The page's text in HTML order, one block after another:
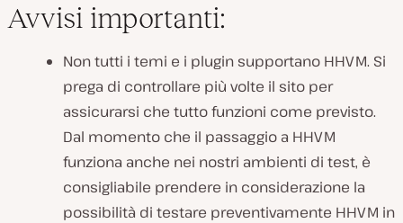
Avvisi importanti:
Non tutti i temi e i plugin supportano HHVM. Si
prega di controllare più volte il sito per
assicurarsi che tutto funzioni come previsto.
Dal momento che il passaggio a HHVM
funziona anche nei nostri ambienti di test, è
consigliabile prendere in considerazione la
possibilità di testare preventivamente HHVM in